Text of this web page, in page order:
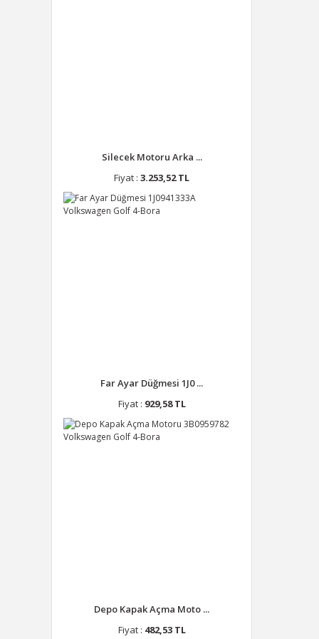
Silecek Motoru Arka ...
Fiyat : 3.253,52 TL
Far Ayar Düğmesi 1J0 ...
Fiyat : 929,58 TL
Depo Kapak Açma Moto ...
Fiyat : 482,53 TL